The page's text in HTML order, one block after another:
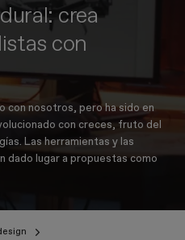
crea
con
con nosotros, pero ha sido en
con creces, fruto del
Las herramientas y las
dado lugar a propuestas como